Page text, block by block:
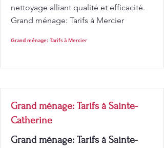
nettoyage alliant qualité et efficacité.
Grand ménage: Tarifs à Mercier
Grand ménage: Tarifs à Mercier
Grand ménage: Tarifs à Sainte-
Catherine
Grand ménage: Tarifs à Sainte-